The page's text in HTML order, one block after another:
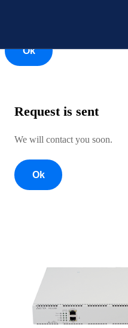
Ok
Request is sent
We will contact you soon.
Ok